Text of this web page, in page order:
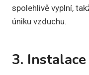
spolehlivě vyplní,
úniku vzduchu.
3.